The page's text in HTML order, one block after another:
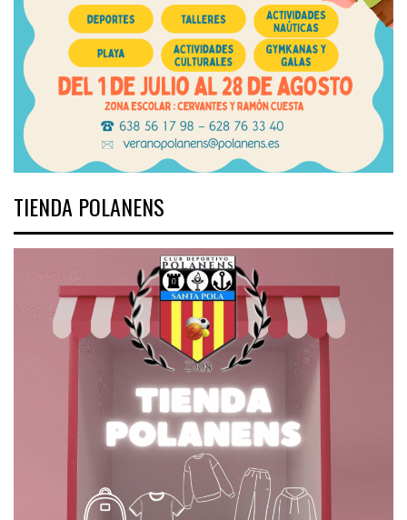
TIENDA POLANENS